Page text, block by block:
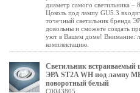
диаметр самого светильника –
Цоколь под лампу GU5.3
точечный светильник бренда
довольны и сможете создать
уют в Вашем доме! Внимание:
комплектацию.
Светильник
ЭРА ST2A WH под лампу
поворотный белый
C0043805